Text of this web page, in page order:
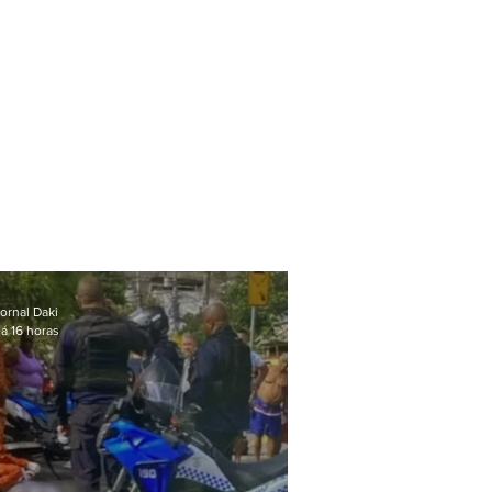
Daki
16 horas